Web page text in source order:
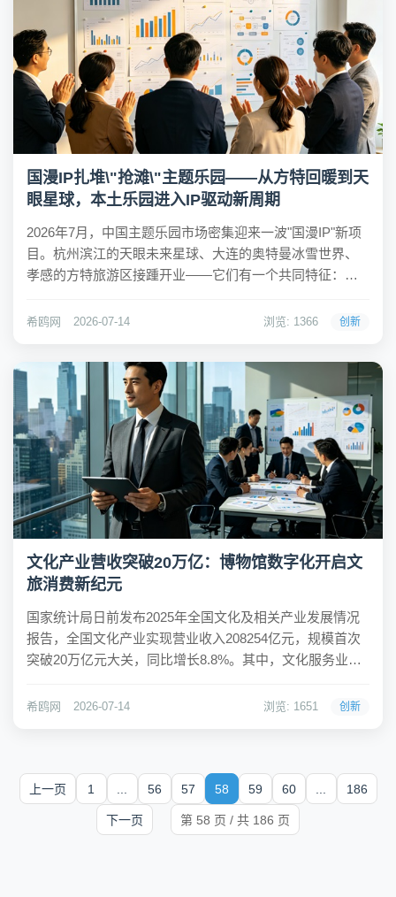
国漫IP扎堆\"抢滩\"主题乐园——从方特回暖到天
眼星球，本土乐园进入IP驱动新周期
2026年7月，中国主题乐园市场密集迎来一波"国漫IP"新项
目。杭州滨江的天眼未来星球、大连的奥特曼冰雪世界、
孝感的方特旅游区接踵开业——它们有一个共同特征：不
为卖点，而是将原创或引进IP作为体验核心，构建沉浸式
希鸥网 2026-07-14 浏览: 1366 创新
文化产业营收突破20万亿：博物馆数字化开启文
旅消费新纪元
国家统计局日前发布2025年全国文化及相关产业发展情况
报告，全国文化产业实现营业收入208254亿元，规模首次
突破20万亿元大关，同比增长8.8%。其中，文化服务业营
82.7%；文化新业态特征明显的16个行业小类营收达68253
希鸥网 2026-07-14 浏览: 1651 创新
上一页 1 56 57 58 59 60 186
下一页 第 58 页 / 共 186 页